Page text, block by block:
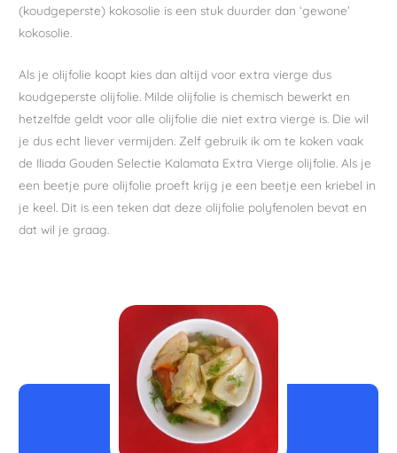
(koudgeperste) kokosolie is een stuk duurder dan ‘gewone’
kokosolie.
Als je olijfolie koopt kies dan altijd voor extra vierge dus
koudgeperste olijfolie. Milde olijfolie is chemisch bewerkt en
hetzelfde geldt voor alle olijfolie die niet extra vierge is. Die wil
je dus echt liever vermijden. Zelf gebruik ik om te koken vaak
de Iliada Gouden Selectie Kalamata Extra Vierge olijfolie. Als je
een beetje pure olijfolie proeft krijg je een beetje een kriebel in
je keel. Dit is een teken dat deze olijfolie polyfenolen bevat en
dat wil je graag.
minuten
uur minuten